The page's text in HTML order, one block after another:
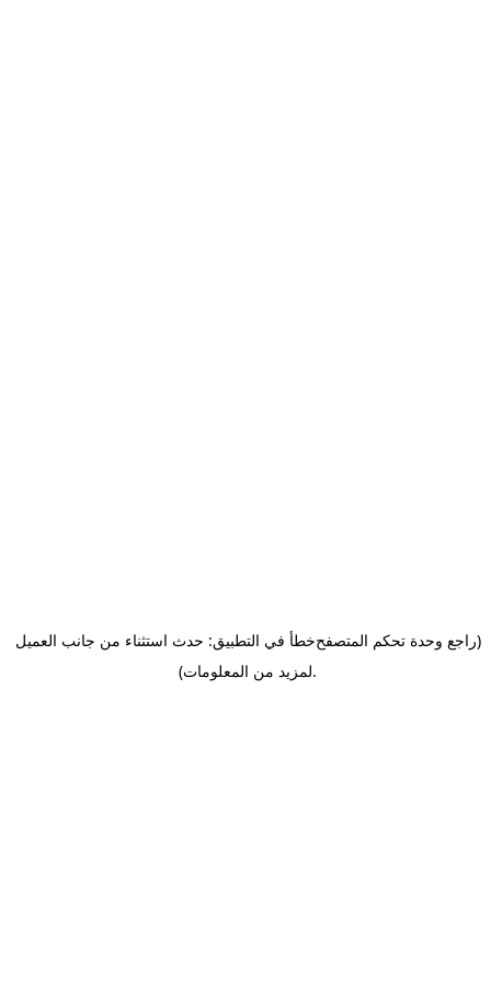
خطأ في التطبيق: حدث استثناء من جانب العميل(راجع وحدة تحكم المتصفح
لمزيد من المعلومات).